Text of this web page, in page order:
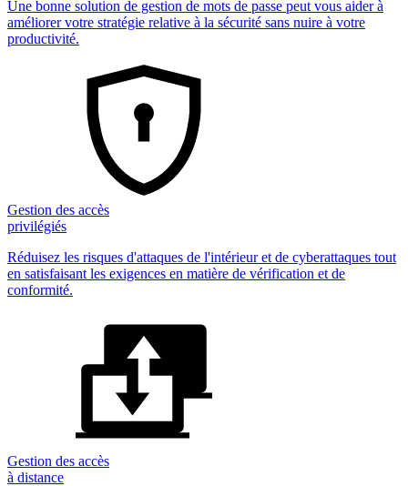
Une bonne solution de gestion de mots de passe peut vous aider à
améliorer votre stratégie relative à la sécurité sans nuire à votre
productivité.
Gestion des accès
privilégiés
Réduisez les risques d'attaques de l'intérieur et de cyberattaques tout
en satisfaisant les exigences en matière de vérification et de
conformité.
Gestion des accès
à distance